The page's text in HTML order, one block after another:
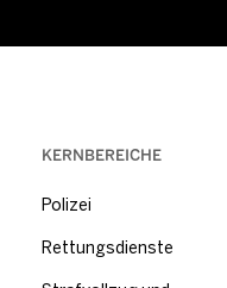
KERNBEREICHE
Polizei
Rettungsdienste